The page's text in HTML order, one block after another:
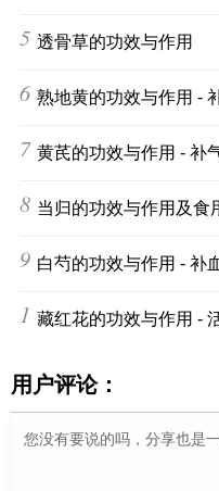
5 透骨草的功效与作用
6 熟地黄的功效与作用 -
7 黄芪的功效与作用 - 补
8 当归的功效与作用及食
9 白芍的功效与作用 - 补
10藏红花的功效与作用 -
用户评论：